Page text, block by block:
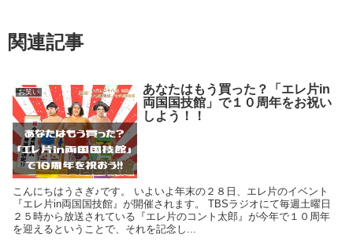
関連記事
お笑い
あなたはもう買った？「エレ片in
両国国技館」で１０周年をお祝い
しよう！！
こんにちはうさぎ♪です。 いよいよ年末の２８日、エレ片のイベント
『エレ片in両国国技館』が開催されます。 TBSラジオにて毎週土曜日
２５時から放送されている『エレ片のコント太郎』が今年で１０周年
を迎えるということで、それを記念し...